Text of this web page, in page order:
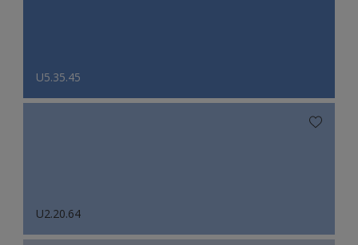
U5.35.45
U2.20.64